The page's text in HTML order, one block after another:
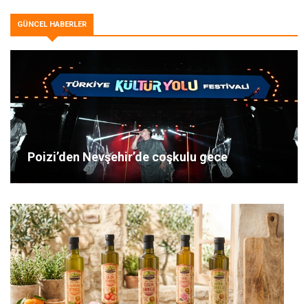
GÜNCEL HABERLER
Poizi’den Nevşehir’de coşkulu gece